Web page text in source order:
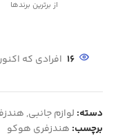
از برترین برندها
16 افرادی که
دسته: لوازم جانبی,
برچسب: هندزفری هوکو